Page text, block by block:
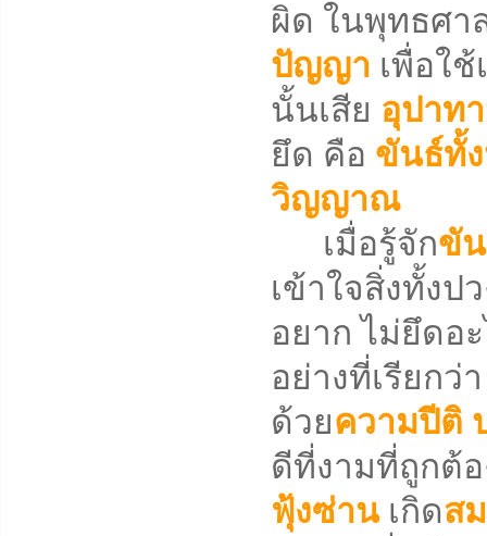
ผิด ในพุทธศา
ปัญญา เพื่อใ
นั้นเสีย อุปาท
ยึด คือ ขันธ์ทั้
วิญญาณ
เมื่อรู้จักขั
เข้าใจสิ่งทั้งป
อยาก ไม่ยึดอ
อย่างที่เรียกว่
ด้วยความปีติ
ดีที่งามที่ถูกต้อ
ฟุ้งซ่านเกิดส